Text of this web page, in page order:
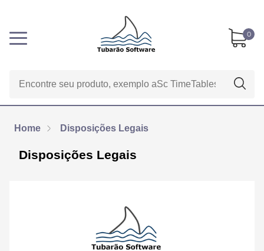
0
Home Disposições Legais
Disposições Legais